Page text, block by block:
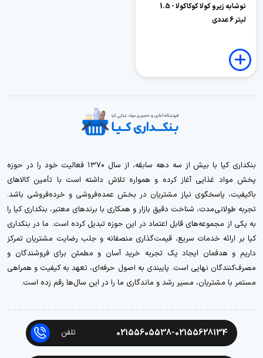
نوشابه زیرو کولا کوکاکولا - 1.5
لیتر 6 عددی
بنکداری کیا با بیش از سه دهه سابقه، از سال ۱۳۷۰ فعالیت خود را در حوزه
پخش مواد غذایی آغاز کرده و همواره تلاش داشته است با تأمین کالاهای
باکیفیت، پاسخگوی نیاز مشتریان در بخش عمده‌فروشی و خرده‌فروشی باشد.
تجربه طولانی‌مدت، شناخت دقیق بازار و همکاری با برندهای معتبر، بنکداری کیا را
به یکی از مجموعه‌های قابل اعتماد در این حوزه تبدیل کرده است. ما در بنکداری
کیا بر ارائه خدمات سریع، قیمت‌گذاری منصفانه و جلب رضایت مشتریان تمرکز
داریم و هدفمان ایجاد یک تجربه خرید آسان و مطمئن برای فروشندگان و
مصرف‌کنندگان نهایی است. پایبندی به اصول حرفه‌ای، تعهد به کیفیت و همراهی
مستمر با مشتریان، مسیر رشد و ماندگاری ما را در این سال‌ها رقم زده است.
02155605538-02155628134 تلفن